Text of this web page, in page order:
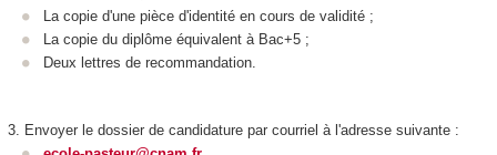
La copie d'une pièce d'identité en cours de validité ;
La copie du diplôme équivalent à Bac+5 ;
Deux lettres de recommandation.
3. Envoyer le dossier de candidature par courriel à l'adresse suivante :